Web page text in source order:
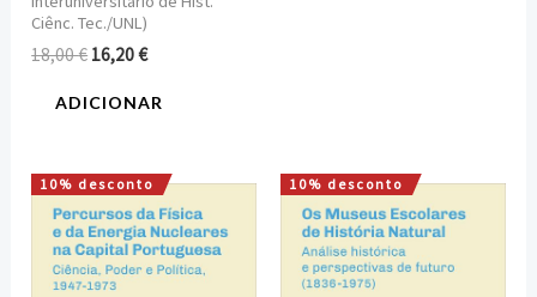
Ciênc. Tec./UNL)
18,00€ 16,20€
ADICIONAR
10% desconto
O
preço
original
era:
16,00 €.
O
preço
atual
é:
14,40 €.
10% desconto
O
preço
original
era:
16,00 €.
O
preço
atual
é: